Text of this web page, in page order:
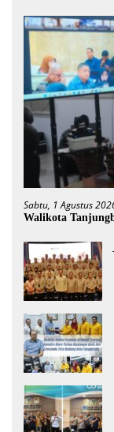
Sabtu, 1 Agustus
Walikota